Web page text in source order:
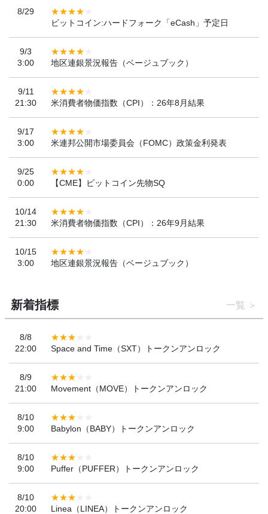
8/29
ビットコイン:ハードフォーク「eCash」予定日
9/3
3:00
地区連銀景況報告（ベージュブック）
9/11
21:30
米消費者物価指数（CPI）：26年8月結果
9/17
3:00
米連邦公開市場委員会（FOMC）政策金利発表
9/25
0:00
【CME】ビットコイン先物SQ
10/14
21:30
米消費者物価指数（CPI）：26年9月結果
10/15
3:00
地区連銀景況報告（ベージュブック）
新着指標 一覧
8/8
22:00
Space and Time（SXT）トークンアンロック
8/9
21:00
Movement（MOVE）トークンアンロック
8/10
9:00
Babylon（BABY）トークンアンロック
8/10
9:00
Puffer（PUFFER）トークンアンロック
8/10
20:00
Linea（LINEA）トークンアンロック